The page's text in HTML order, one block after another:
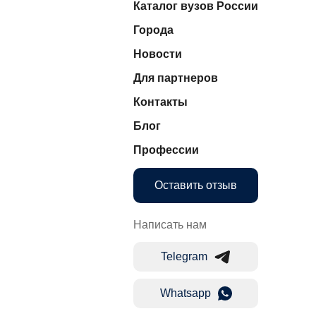
Каталог вузов России
Города
Новости
Для партнеров
Контакты
Блог
Профессии
Оставить отзыв
Написать нам
Telegram
Whatsapp